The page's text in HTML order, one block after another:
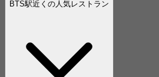
BTS駅近くの人気レストラン